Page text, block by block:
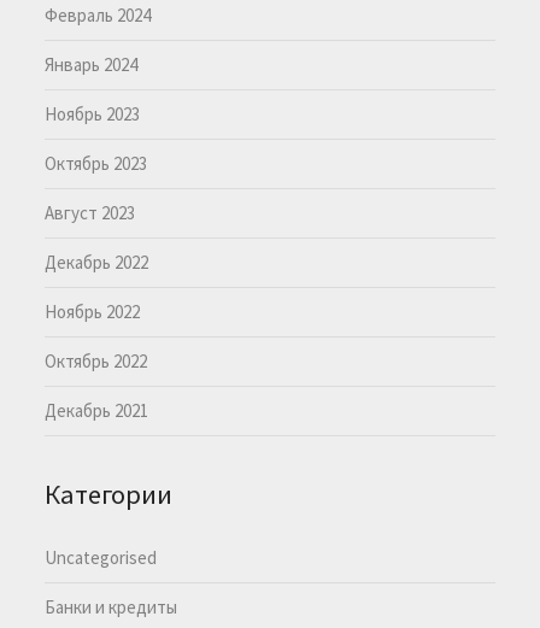
Февраль 2024
Январь 2024
Ноябрь 2023
Октябрь 2023
Август 2023
Декабрь 2022
Ноябрь 2022
Октябрь 2022
Декабрь 2021
Категории
Uncategorised
Банки и кредиты